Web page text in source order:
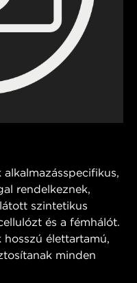
rendelkeznek,
szintetikus
és a fémhálót.
élettartamú,
minden